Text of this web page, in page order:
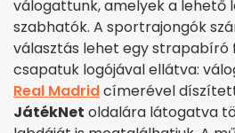
válogattunk, amelyek a lehető
szabhatók. A sportrajongók
választás lehet egy strapabíró
csapatuk logójával ellátva:
Real Madridcímerével
JátékNet oldalára látogatva